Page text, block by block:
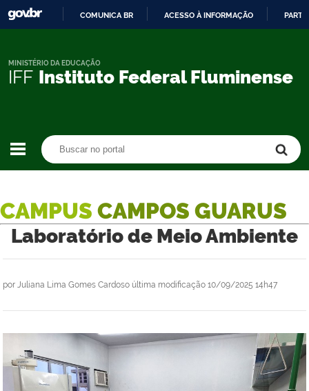
CONTEÚDO
COMUNICA BR ACESSO À INFORMAÇÃO
IFF Instituto Federal Fluminense
MINISTÉRIO DA EDUCAÇÃO
CAMPUS CAMPOS GUARUS
Laboratório de Meio Ambiente
por Juliana Lima Gomes Cardoso última modificação 10/09/2025 14h47